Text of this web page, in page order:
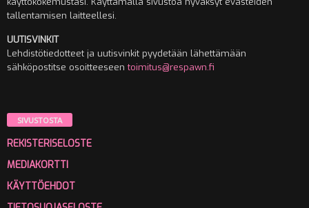
tallentamisen laitteellesi.
UUTISVINKIT
Lehdistötiedotteet ja uutisvinkit pyydetään lähettämään
sähköpostitse osoitteeseentoimitus@respawn.fi
SIVUSTOSTA
REKISTERISELOSTE
MEDIAKORTTI
KÄYTTÖEHDOT